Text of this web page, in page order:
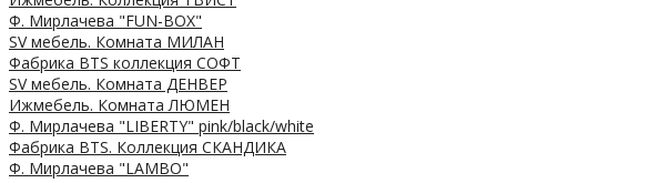
Ф. Мирлачева "FUN-BOX"
SV мебель. Комната МИЛАН
Фабрика BTS коллекция СОФТ
SV мебель. Комната ДЕНВЕР
Ижмебель. Комната ЛЮМЕН
Ф. Мирлачева "LIBERTY" pink/black/white
Фабрика BTS. Коллекция СКАНДИКА
Ф. Мирлачева "LAMBO"